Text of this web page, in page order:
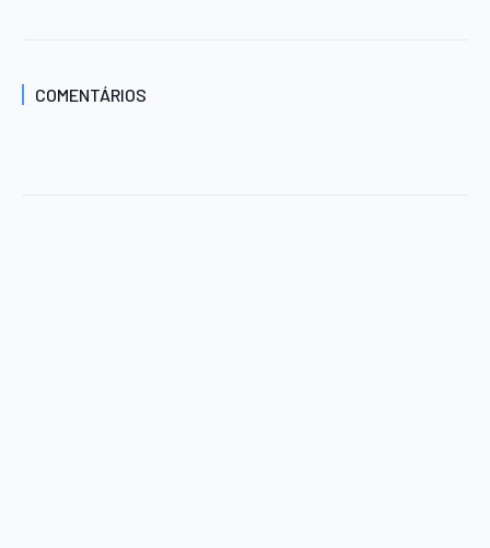
COMENTÁRIOS